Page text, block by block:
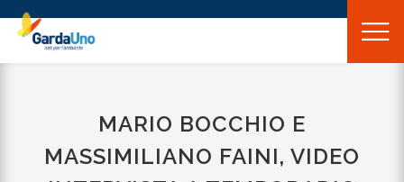
Gardauno
Spa
MARIO BOCCHIO E
MASSIMILIANO FAINI, VIDEO